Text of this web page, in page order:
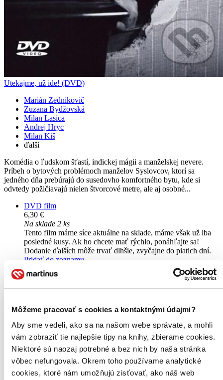
Môžeme pracovať s cookies a kontaktnými údajmi?
Aby sme vedeli, ako sa na našom webe správate, a mohli
vám zobraziť tie najlepšie tipy na knihy, zbierame cookies.
Niektoré sú naozaj potrebné a bez nich by naša stránka
vôbec nefungovala. Okrem toho používame analytické
cookies, ktoré nám umožňujú zisťovať, ako náš web
Utekajme, už ide! (DVD)
Marián Zednikovič
Zuzana Bydžovská
Milan Lasica
Andrej Hryc
Milan Kiš
ďalší
Komédia o ľudskom šťastí, indickej mágii a manželskej nevere.
Príbeh o bytových problémoch manželov Syslovcov, ktorí sa
jedného dňa prebúrajú do susedovho komfortného bytu, kde si
odvtedy požičiavajú nielen štvorcové metre, ale aj osobné...
DVD film
6,30 €
Na sklade 2 ks
Tento film máme síce aktuálne na sklade, máme však už iba
posledné kusy. Ak ho chcete mať rýchlo, ponáhľajte sa!
Dodanie ďalších môže trvať dlhšie, zvyčajne do piatich dní.
Pridať do zoznamu
Vložiť do košíka